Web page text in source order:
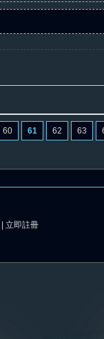
60 61 62 63
立即註冊